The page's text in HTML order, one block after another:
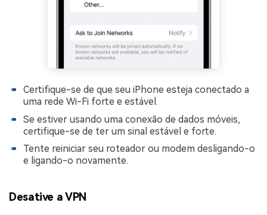
Certifique-se de que seu iPhone esteja conectado a
uma rede Wi-Fi forte e estável.
Se estiver usando uma conexão de dados móveis,
certifique-se de ter um sinal estável e forte.
Tente reiniciar seu roteador ou modem desligando-o
e ligando-o novamente.
Desative a VPN